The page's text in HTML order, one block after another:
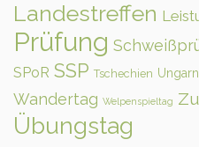
Landestreffen
Prüfung
SPoR SSP Tschechien Ungarn
Wandertag Welpenspieltag
Übungstag